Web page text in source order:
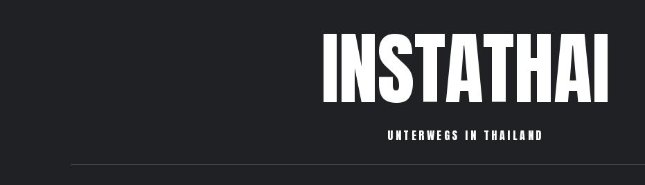
INSTATHAI
UNTERWEGS IN THAILAND